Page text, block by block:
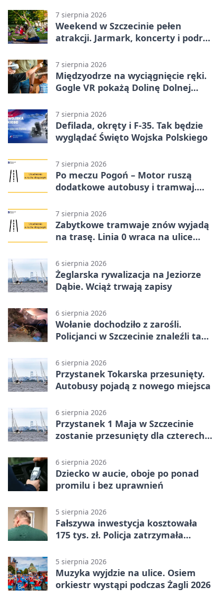
7 sierpnia 2026
Weekend w Szczecinie pełen
atrakcji. Jarmark, koncerty i podróż
7 sierpnia 2026
Międzyodrze na wyciągnięcie ręki.
Gogle VR pokażą Dolinę Dolnej
7 sierpnia 2026
Defilada, okręty i F-35. Tak będzie
wyglądać Święto Wojska Polskiego
7 sierpnia 2026
Po meczu Pogoń – Motor ruszą
dodatkowe autobusy i tramwaj.
7 sierpnia 2026
Zabytkowe tramwaje znów wyjadą
na trasę. Linia 0 wraca na ulice
6 sierpnia 2026
Żeglarska rywalizacja na Jeziorze
Dąbie. Wciąż trwają zapisy
6 sierpnia 2026
Wołanie dochodziło z zarośli.
Policjanci w Szczecinie znaleźli tam
6 sierpnia 2026
Przystanek Tokarska przesunięty.
Autobusy pojadą z nowego miejsca
6 sierpnia 2026
Przystanek 1 Maja w Szczecinie
zostanie przesunięty dla czterech
6 sierpnia 2026
Dziecko w aucie, oboje po ponad
promilu i bez uprawnień
5 sierpnia 2026
Fałszywa inwestycja kosztowała
175 tys. zł. Policja zatrzymała
5 sierpnia 2026
Muzyka wyjdzie na ulice. Osiem
orkiestr wystąpi podczas Żagli 2026